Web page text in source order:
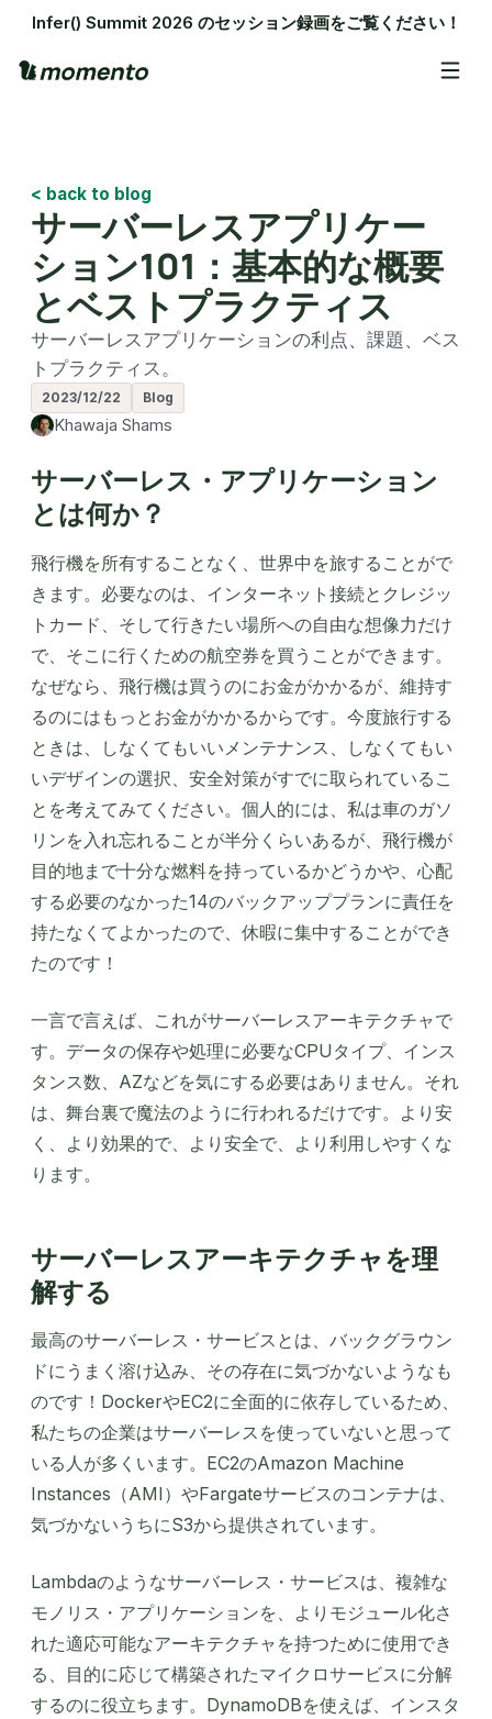
Infer() Summit 2026 のセッション録画をご覧ください！
< back to blog
サーバーレスアプリケー
ション101：基本的な概要
とベストプラクティス
サーバーレスアプリケーションの利点、課題、ベス
トプラクティス。
2023/12/22 Blog
Khawaja Shams
サーバーレス・アプリケーション
とは何か？
飛行機を所有することなく、世界中を旅することがで
きます。必要なのは、インターネット接続とクレジッ
トカード、そして行きたい場所への自由な想像力だけ
で、そこに行くための航空券を買うことができます。
なぜなら、飛行機は買うのにお金がかかるが、維持す
るのにはもっとお金がかかるからです。今度旅行する
ときは、しなくてもいいメンテナンス、しなくてもい
いデザインの選択、安全対策がすでに取られているこ
とを考えてみてください。個人的には、私は車のガソ
リンを入れ忘れることが半分くらいあるが、飛行機が
目的地まで十分な燃料を持っているかどうかや、心配
する必要のなかった14のバックアッププランに責任を
持たなくてよかったので、休暇に集中することができ
たのです！
一言で言えば、これがサーバーレスアーキテクチャで
す。データの保存や処理に必要なCPUタイプ、インス
タンス数、AZなどを気にする必要はありません。それ
は、舞台裏で魔法のように行われるだけです。より安
く、より効果的で、より安全で、より利用しやすくな
ります。
サーバーレスアーキテクチャを理
解する
最高のサーバーレス・サービスとは、バックグラウン
ドにうまく溶け込み、その存在に気づかないようなも
のです！DockerやEC2に全面的に依存しているため、
私たちの企業はサーバーレスを使っていないと思って
いる人が多くいます。EC2のAmazon Machine
Instances（AMI）やFargateサービスのコンテナは、
気づかないうちにS3から提供されています。
Lambdaのようなサーバーレス・サービスは、複雑な
モノリス・アプリケーションを、よりモジュール化さ
れた適応可能なアーキテクチャを持つために使用でき
る、目的に応じて構築されたマイクロサービスに分解
するのに役立ちます。DynamoDBを使えば、インスタ